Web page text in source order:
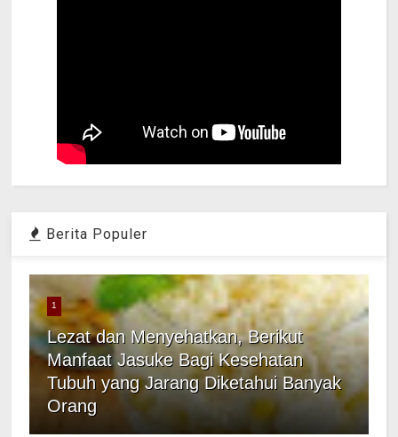
Berita Populer
1
Lezat dan Menyehatkan, Berikut
Manfaat Jasuke Bagi Kesehatan
Tubuh yang Jarang Diketahui Banyak
Orang